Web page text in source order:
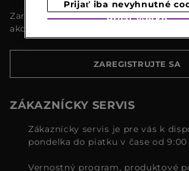
Zaregistrujte sa a objavte naše
akcie
ZAREGISTRUJTE SA
ZÁKAZNÍCKY SERVIS
Zákaznícky servis je pre vás k
pondelka do piatku v čase od 9:00
Vernostný program, produktové
Prijať iba nevyhnutné
Prijať všetko